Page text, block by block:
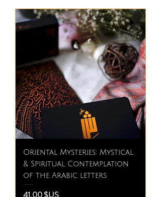
Oriental Mysteries: Mystical
& Spiritual Contemplation
of the Arabic letters
Prix
41,00 $US